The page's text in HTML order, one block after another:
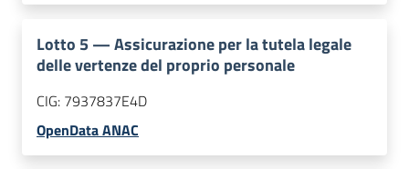
Lotto 5—Assicurazione per la tutela legale
delle vertenze del proprio personale
CIG: 7937837E4D
OpenData ANAC